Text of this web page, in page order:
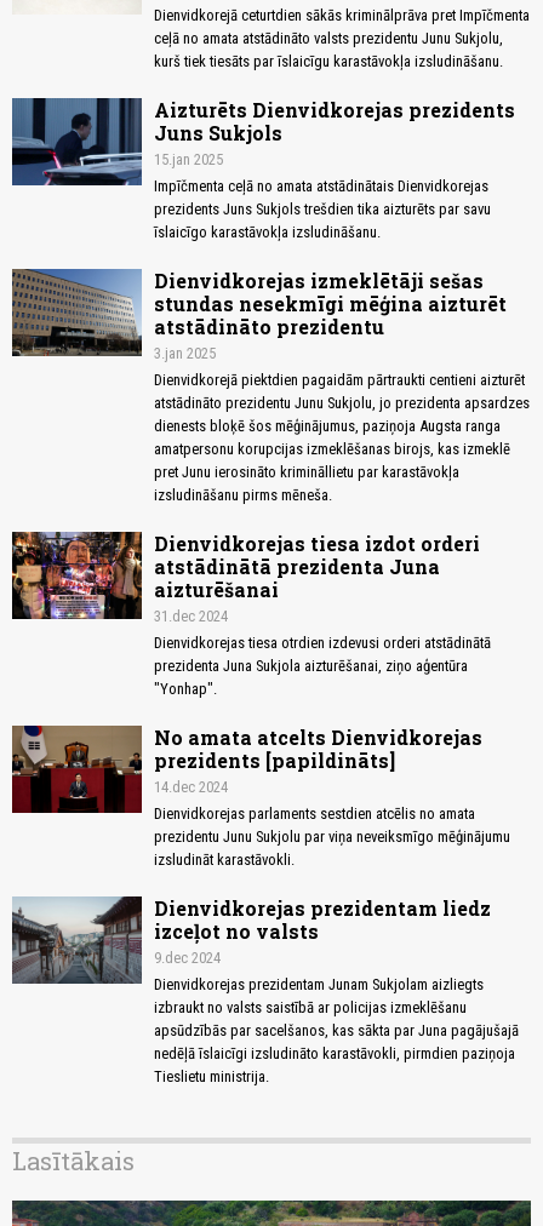
Dienvidkorejā ceturtdien sākās kriminālprāva pret Impīčmenta
ceļā no amata atstādināto valsts prezidentu Junu Sukjolu,
kurš tiek tiesāts par īslaicīgu karastāvokļa izsludināšanu.
Aizturēts Dienvidkorejas prezidents
Juns Sukjols
15.jan 2025
Impīčmenta ceļā no amata atstādinātais Dienvidkorejas
prezidents Juns Sukjols trešdien tika aizturēts par savu
īslaicīgo karastāvokļa izsludināšanu.
Dienvidkorejas izmeklētāji sešas
stundas nesekmīgi mēģina aizturēt
atstādināto prezidentu
3.jan 2025
Dienvidkorejā piektdien pagaidām pārtraukti centieni aizturēt
atstādināto prezidentu Junu Sukjolu, jo prezidenta apsardzes
dienests bloķē šos mēģinājumus, paziņoja Augsta ranga
amatpersonu korupcijas izmeklēšanas birojs, kas izmeklē
pret Junu ierosināto krimināllietu par karastāvokļa
izsludināšanu pirms mēneša.
Dienvidkorejas tiesa izdot orderi
atstādinātā prezidenta Juna
aizturēšanai
31.dec 2024
Dienvidkorejas tiesa otrdien izdevusi orderi atstādinātā
prezidenta Juna Sukjola aizturēšanai, ziņo aģentūra
"Yonhap".
No amata atcelts Dienvidkorejas
prezidents [papildināts]
14.dec 2024
Dienvidkorejas parlaments sestdien atcēlis no amata
prezidentu Junu Sukjolu par viņa neveiksmīgo mēģinājumu
izsludināt karastāvokli.
Dienvidkorejas prezidentam liedz
izceļot no valsts
9.dec 2024
Dienvidkorejas prezidentam Junam Sukjolam aizliegts
izbraukt no valsts saistībā ar policijas izmeklēšanu
apsūdzībās par sacelšanos, kas sākta par Juna pagājušajā
nedēļā īslaicīgi izsludināto karastāvokli, pirmdien paziņoja
Tieslietu ministrija.
Lasītākais